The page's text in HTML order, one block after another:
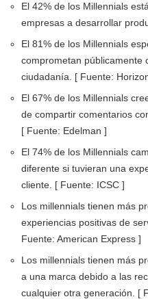
El 42% de los Millennials
empresas a desarrollar
El 81% de los Millennials
comprometan públicamente
ciudadanía. [ Fuente:
El 67% de los Millennials
de compartir comentarios
[ Fuente: Edelman ]
El 74% de los Millennials
diferente si tuvieran una
cliente. [ Fuente: ICSC ]
Los millennials tienen más
experiencias positivas de
Fuente: American Express ]
Los millennials tienen más
a una marca debido a las
cualquier otra generación. [